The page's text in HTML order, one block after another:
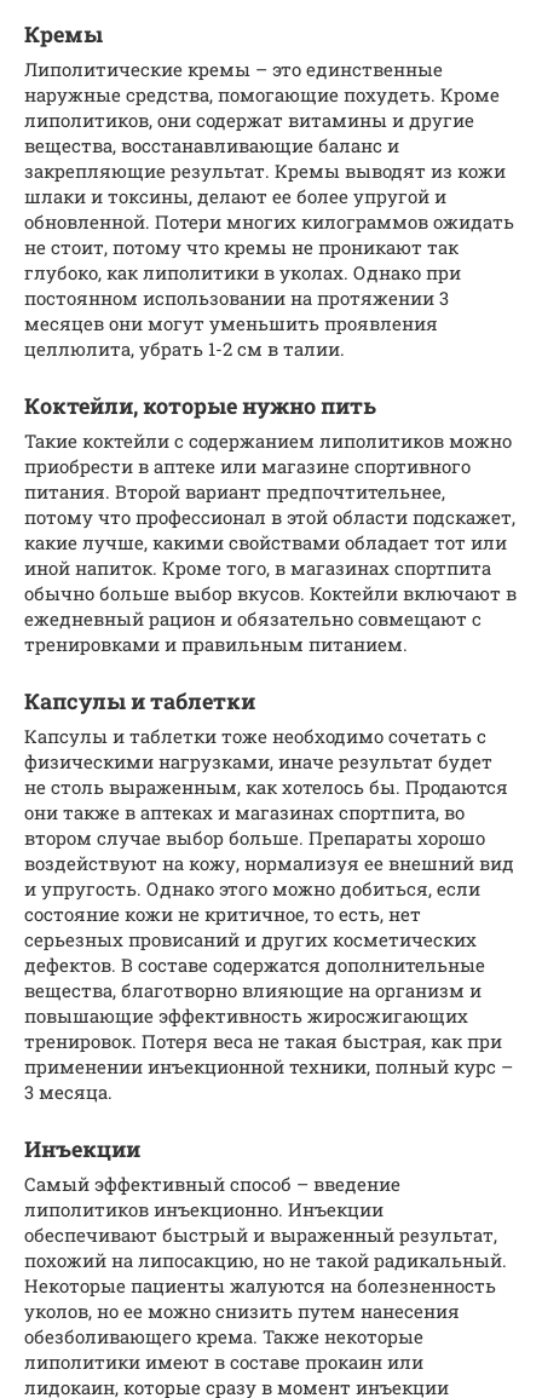
Кремы
Липолитические кремы – это единственные
наружные средства, помогающие похудеть. Кроме
липолитиков, они содержат витамины и другие
вещества, восстанавливающие баланс и
закрепляющие результат. Кремы выводят из кожи
шлаки и токсины, делают ее более упругой и
обновленной. Потери многих килограммов ожидать
не стоит, потому что кремы не проникают так
глубоко, как липолитики в уколах. Однако при
постоянном использовании на протяжении 3
месяцев они могут уменьшить проявления
целлюлита, убрать 1-2 см в талии.
Коктейли, которые нужно пить
Такие коктейли с содержанием липолитиков можно
приобрести в аптеке или магазине спортивного
питания. Второй вариант предпочтительнее,
потому что профессионал в этой области подскажет,
какие лучше, какими свойствами обладает тот или
иной напиток. Кроме того, в магазинах спортпита
обычно больше выбор вкусов. Коктейли включают в
ежедневный рацион и обязательно совмещают с
тренировками и правильным питанием.
Капсулы и таблетки
Капсулы и таблетки тоже необходимо сочетать с
физическими нагрузками, иначе результат будет
не столь выраженным, как хотелось бы. Продаются
они также в аптеках и магазинах спортпита, во
втором случае выбор больше. Препараты хорошо
воздействуют на кожу, нормализуя ее внешний вид
и упругость. Однако этого можно добиться, если
состояние кожи не критичное, то есть, нет
серьезных провисаний и других косметических
дефектов. В составе содержатся дополнительные
вещества, благотворно влияющие на организм и
повышающие эффективность жиросжигающих
тренировок. Потеря веса не такая быстрая, как при
применении инъекционной техники, полный курс –
3 месяца.
Инъекции
Самый эффективный способ – введение
липолитиков инъекционно. Инъекции
обеспечивают быстрый и выраженный результат,
похожий на липосакцию, но не такой радикальный.
Некоторые пациенты жалуются на болезненность
уколов, но ее можно снизить путем нанесения
обезболивающего крема. Также некоторые
липолитики имеют в составе прокаин или
лидокаин, которые сразу в момент инъекции